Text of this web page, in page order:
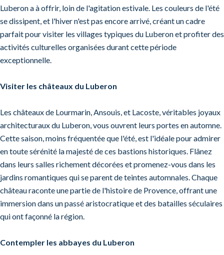
Luberon a à offrir, loin de l'agitation estivale. Les couleurs de l'été
se dissipent, et l'hiver n'est pas encore arrivé, créant un cadre
parfait pour visiter les villages typiques du Luberon et profiter des
activités culturelles organisées durant cette période
exceptionnelle.
Visiter les châteaux du Luberon
Les châteaux de Lourmarin, Ansouis, et Lacoste, véritables joyaux
architecturaux du Luberon, vous ouvrent leurs portes en automne.
Cette saison, moins fréquentée que l'été, est l'idéale pour admirer
en toute sérénité la majesté de ces bastions historiques. Flânez
dans leurs salles richement décorées et promenez-vous dans les
jardins romantiques qui se parent de teintes automnales. Chaque
château raconte une partie de l'histoire de Provence, offrant une
immersion dans un passé aristocratique et des batailles séculaires
qui ont façonné la région.
Contempler les abbayes du Luberon